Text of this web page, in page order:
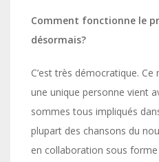
Comment fonctionne le
désormais?
C’est très démocratique.
une unique personne vient
sommes tous impliqués
plupart des chansons du
en collaboration sous